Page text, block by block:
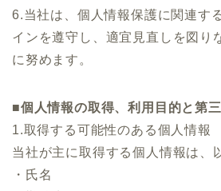
6.当社は、個人情報保護に関連す
インを遵守し、適宜見直しを図り
に努めます。
■個人情報の取得、利用目的と第
1.取得する可能性のある個人情報
当社が主に取得する個人情報は、
・氏名